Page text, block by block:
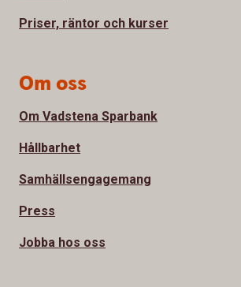
Priser, räntor och kurser
Om oss
Om Vadstena Sparbank
Hållbarhet
Samhällsengagemang
Press
Jobba hos oss